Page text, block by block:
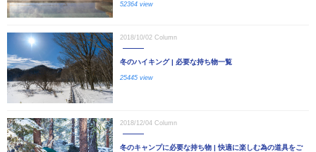
52364 view
2018/10/02 Column
冬のハイキング | 必要な持ち物一覧
25445 view
2018/12/04 Column
冬のキャンプに必要な持ち物 | 快適に楽しむ為の道具をご